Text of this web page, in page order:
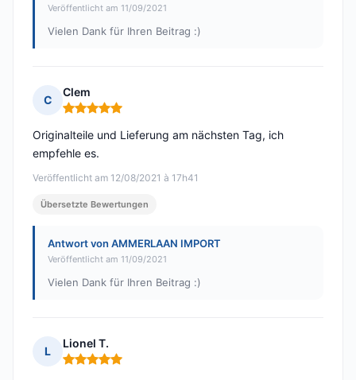
Veröffentlicht am 11/09/2021
Vielen Dank für Ihren Beitrag :)
C
Clem
Hinweis: 5 von 5
Veröffentlicht am 12/08/2021 à 17h41
Originalteile und Lieferung am nächsten Tag, ich
empfehle es.
Übersetzte Bewertungen
Antwort von AMMERLAAN IMPORT
Veröffentlicht am 11/09/2021
Vielen Dank für Ihren Beitrag :)
L
Lionel T.
Hinweis: 5 von 5